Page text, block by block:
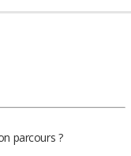
parcours ?